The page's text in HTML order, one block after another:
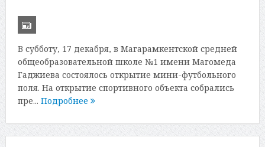
В субботу, 17 декабря, в Магарамкентской средней
общеобразовательной школе №1 имени Магомеда
Гаджиева состоялось открытие мини-футбольного
поля. На открытие спортивного объекта собрались
пре... Подробнее